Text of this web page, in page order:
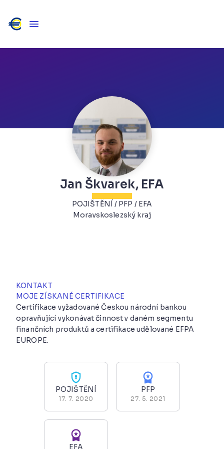
Jan Škvarek, EFA
POJIŠTĚNÍ / PFP / EFA
Moravskoslezský kraj
KONTAKT
MOJE ZÍSKANÉ CERTIFIKACE
Certifikace vyžadované Českou národní bankou
opravňující vykonávat činnost v daném segmentu
finančních produktů a certifikace udělované EFPA
EUROPE.
POJIŠTĚNÍ
17. 7. 2020
PFP
27. 5. 2021
EFA